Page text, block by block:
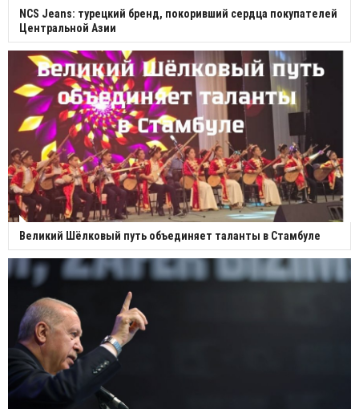
NCS Jeans: турецкий бренд, покоривший сердца покупателей
Центральной Азии
Великий Шёлковый путь объединяет таланты в Стамбуле